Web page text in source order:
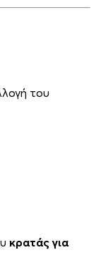
του
κρατάς για